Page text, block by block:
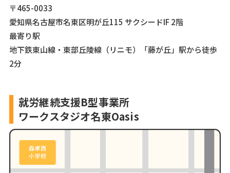
〒465-0033
愛知県名古屋市名東区明が丘115 サクシードIF 2階
最寄り駅
地下鉄東山線・東部丘陵線（リニモ）「藤が丘」駅から徒歩
2分
就労継続支援B型事業所
ワークスタジオ名東Oasis